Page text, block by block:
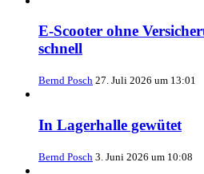
E-Scooter ohne
schnell
Bernd Posch 27. Juli 2026 um 13:01
In Lagerhalle gewütet
Bernd Posch 3. Juni 2026 um 10:08